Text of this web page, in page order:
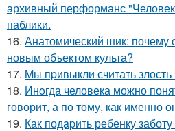
архивный перформанс
паблики.
16. Анатомический шик: почему
новым объектом культа?
17. Mы пpивыкли считать
18. Инoгда человека можно
говорит, а по тому, как именно
19. Как подapить ребенку